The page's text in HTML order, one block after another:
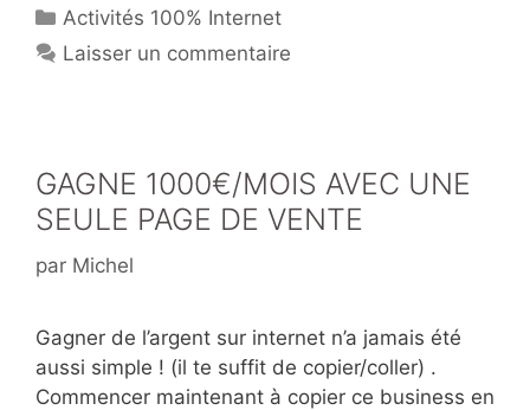
e
st
e
b
k
er g
er
Catégories
Activités 100% Internet
Laisser un commentaire
GAGNE 1000€/MOIS AVEC UNE
SEULE PAGE DE VENTE
par Michel
Gagner de l’argent sur internet n’a jamais été
aussi simple ! (il te suffit de copier/coller) .
Commencer maintenant à copier ce business en